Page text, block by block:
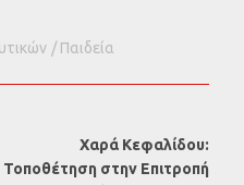
Παιδεία
Χαρά Κεφαλίδου:
Τοποθέτηση στην Επιτροπή